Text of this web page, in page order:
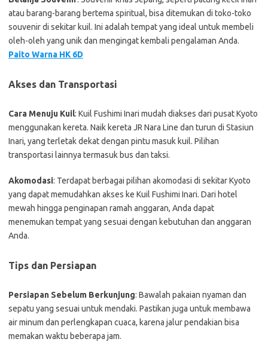
atau barang-barang bertema spiritual, bisa ditemukan di toko-toko
souvenir di sekitar kuil. Ini adalah tempat yang ideal untuk membeli
oleh-oleh yang unik dan mengingat kembali pengalaman Anda.
Paito Warna HK 6D
Akses dan Transportasi
Cara Menuju Kuil: Kuil Fushimi Inari mudah diakses dari pusat Kyoto
menggunakan kereta. Naik kereta JR Nara Line dan turun di Stasiun
Inari, yang terletak dekat dengan pintu masuk kuil. Pilihan
transportasi lainnya termasuk bus dan taksi.
Akomodasi: Terdapat berbagai pilihan akomodasi di sekitar Kyoto
yang dapat memudahkan akses ke Kuil Fushimi Inari. Dari hotel
mewah hingga penginapan ramah anggaran, Anda dapat
menemukan tempat yang sesuai dengan kebutuhan dan anggaran
Anda.
Tips dan Persiapan
Persiapan Sebelum Berkunjung: Bawalah pakaian nyaman dan
sepatu yang sesuai untuk mendaki. Pastikan juga untuk membawa
air minum dan perlengkapan cuaca, karena jalur pendakian bisa
memakan waktu beberapa jam.